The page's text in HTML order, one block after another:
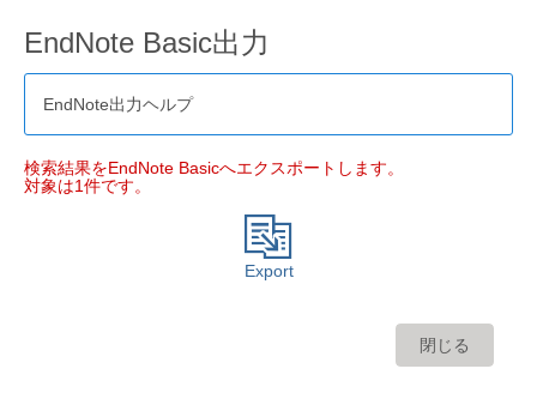
EndNote Basic出力
EndNote出力ヘルプ
検索結果をEndNote Basicへエクスポートします。
対象は1件です。
Export